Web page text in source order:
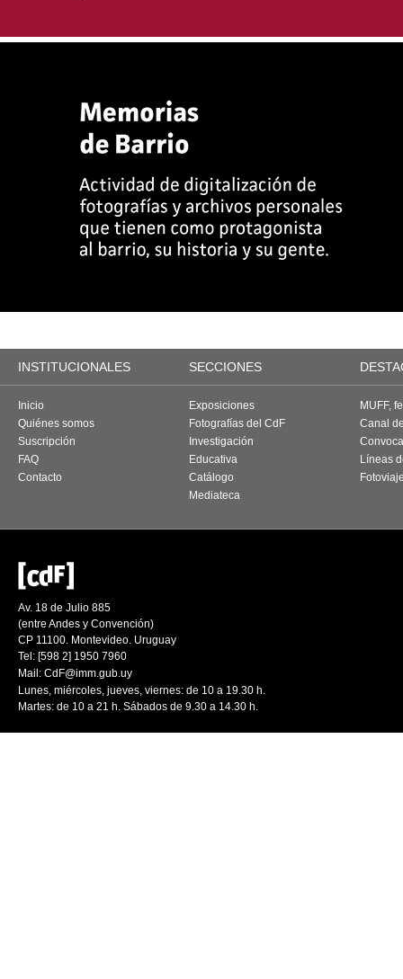
INSTITUCIONALES SECCIONES
Inicio
Quiénes somos
Suscripción
FAQ
Contacto
Exposiciones
Fotografías del CdF
Investigación
Educativa
Catálogo
Mediateca
MUFF,
Canal
Líneas
Av. 18 de Julio 885
(entre Andes y Convención)
CP 11100. Montevideo. Uruguay
Tel: [598 2] 1950 7960
Mail: CdF@imm.gub.uy
Lunes, miércoles, jueves, viernes: de 10 a 19.30 h.
Martes: de 10 a 21 h. Sábados de 9.30 a 14.30 h.